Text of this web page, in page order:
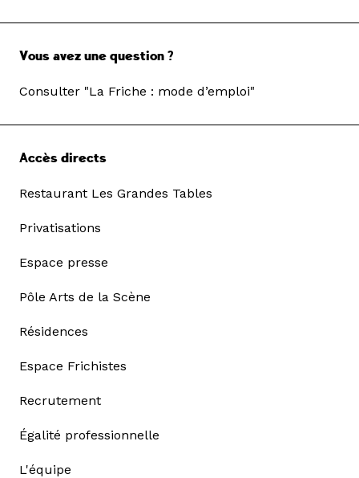
Vous avez une question ?
Consulter "La Friche : mode d’emploi"
Accès directs
Restaurant Les Grandes Tables
Privatisations
Espace presse
Pôle Arts de la Scène
Résidences
Espace Frichistes
Recrutement
Égalité professionnelle
L'équipe